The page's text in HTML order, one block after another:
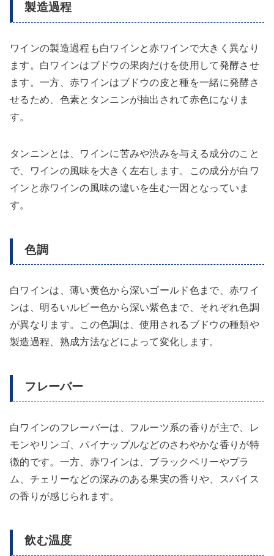
製造過程
ワインの製造過程も白ワインと赤ワインで大きく異なり
ます。白ワインはブドウの果肉だけを使用して発酵させ
ます。一方、赤ワインはブドウの皮と種を一緒に発酵さ
せるため、色素とタンニンが抽出されて赤色になりま
す。
タンニンとは、ワインに苦みや渋みを与える成分のこと
で、ワインの風味を大きく左右します。この成分が白ワ
インと赤ワインの風味の違いを生む一因となっていま
す。
色調
白ワインは、薄い黄色から深いゴールド色まで、赤ワイ
ンは、明るいルビー色から深い紫色まで、それぞれ色調
が異なります。この色調は、使用されるブドウの種類や
製造過程、熟成方法などによって変化します。
フレーバー
白ワインのフレーバーは、フルーツ系の香りが主で、レ
モンやリンゴ、パイナップルなどのさわやかな香りが特
徴的です。一方、赤ワインは、ブラックベリーやプラ
ム、チェリーなどの深みのある果実の香りや、スパイス
の香りが感じられます。
飲む温度